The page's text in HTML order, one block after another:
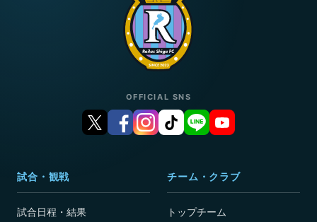
OFFICIAL SNS
試合・観戦
試合日程・結果
チーム・クラブ
トップチーム